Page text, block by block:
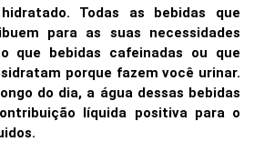
Todas as bebidas que
para as suas necessidades
que bebidas cafeinadas ou que
porque fazem você urinar.
do dia, a água dessas bebidas
líquida positiva para o